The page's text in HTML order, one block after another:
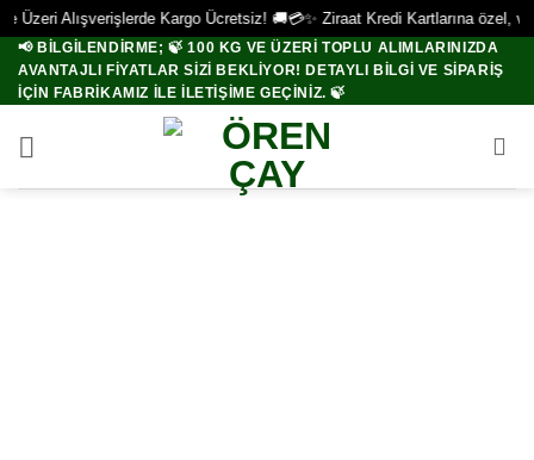
Üzeri Alışverişlerde Kargo Ücretsiz! 🚚💳✨ Ziraat Kredi Kartlarına özel,
İçeriğe
atla
📢 BİLGİLENDİRME; 🍃 100 KG VE ÜZERI TOPLU ALIMLARINIZDA
AVANTAJLI FIYATLAR SIZI BEKLIYOR! DETAYLI BILGI VE SIPARIŞ
IÇIN FABRIKAMIZ ILE ILETIŞIME GEÇINIZ. 🍃